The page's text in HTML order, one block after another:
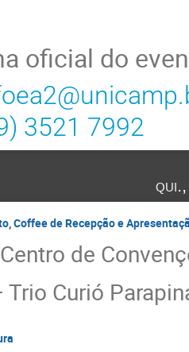
oficial do
3521 7992
Coffee de Recepção e
de
Trio Curió